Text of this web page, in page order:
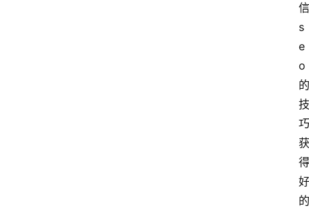
信
s
e
o
的
技
巧
获
得
好
的